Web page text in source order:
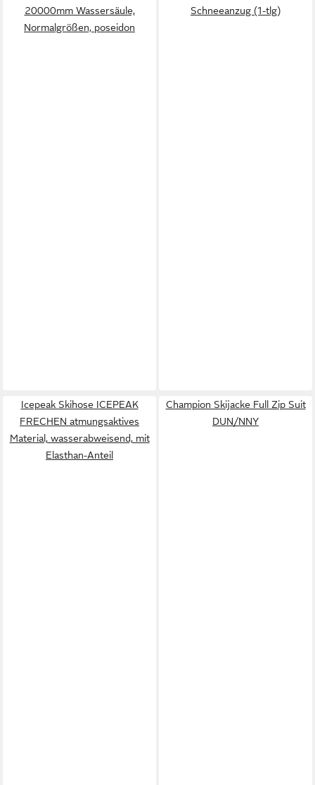
20000mm Wassersäule,
Normalgrößen, poseidon
Schneeanzug (1-tlg)
Icepeak Skihose ICEPEAK
FRECHEN atmungsaktives
Material, wasserabweisend, mit
Elasthan-Anteil
Champion Skijacke Full Zip Suit
DUN/NNY